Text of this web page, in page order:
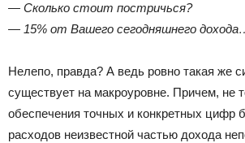
— Сколько стоит постричься?
— 15% от Вашего сегодняшнего
Нелепо, правда? А ведь ровно такая же
существует на макроуровне. Причем, не
обеспечения точных и конкретных цифр
расходов неизвестной частью дохода